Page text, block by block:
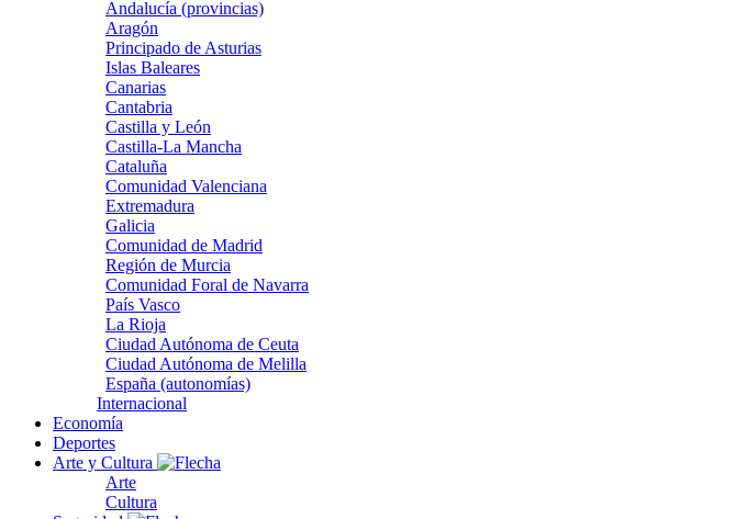
Andalucía (provincias)
Aragón
Principado de Asturias
Islas Baleares
Canarias
Cantabria
Castilla y León
Castilla-La Mancha
Cataluña
Comunidad Valenciana
Extremadura
Galicia
Comunidad de Madrid
Región de Murcia
Comunidad Foral de Navarra
País Vasco
La Rioja
Ciudad Autónoma de Ceuta
Ciudad Autónoma de Melilla
España (autonomías)
Internacional
Economía
Deportes
Arte y Cultura
Arte
Cultura